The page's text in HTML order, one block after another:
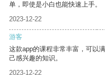
单，即使是小白也能快速上手。
2023-12-22
游客
这款app的课程非常丰富，可以
己感兴趣的知识。
2023-12-22